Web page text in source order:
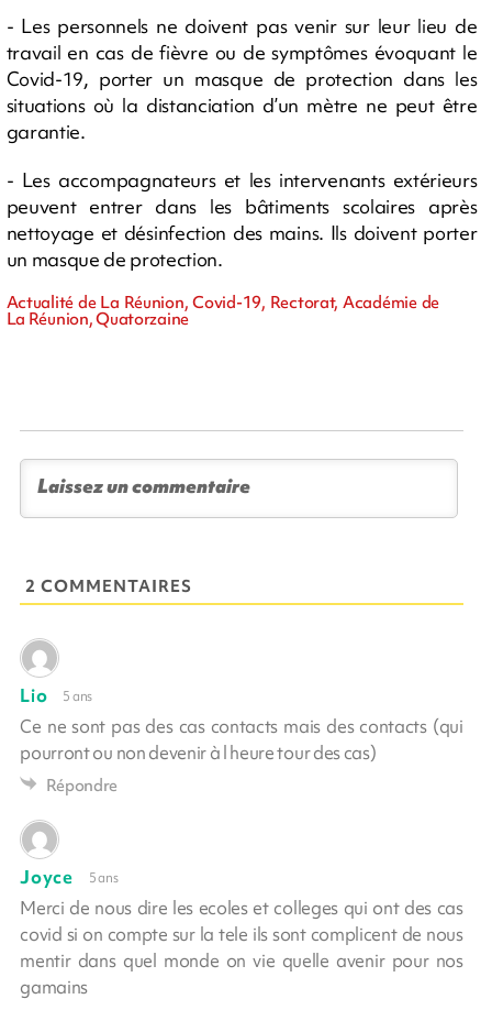
- Les personnels ne doivent pas venir sur leur lieu de
travail en cas de fièvre ou de symptômes évoquant le
Covid-19, porter un masque de protection dans les
situations où la distanciation d’un mètre ne peut être
garantie.
- Les accompagnateurs et les intervenants extérieurs
peuvent entrer dans les bâtiments scolaires après
nettoyage et désinfection des mains. Ils doivent porter
un masque de protection.
Actualité de La Réunion, Covid-19, Rectorat, Académie de
La Réunion, Quatorzaine
2 COMMENTAIRES
Lio 5 ans
Ce ne sont pas des cas contacts mais des contacts (qui
pourront ou non devenir à l heure tour des cas)
Répondre
Joyce 5 ans
Merci de nous dire les ecoles et colleges qui ont des cas
covid si on compte sur la tele ils sont complicent de nous
mentir dans quel monde on vie quelle avenir pour nos
gamains